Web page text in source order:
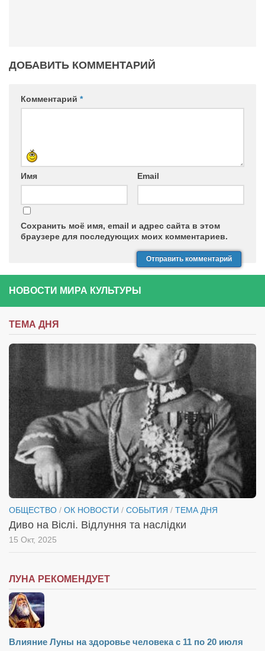
ДОБАВИТЬ КОММЕНТАРИЙ
Комментарий *
Имя Email
Сохранить моё имя, email и адрес сайта в этом
браузере для последующих моих комментариев.
НОВОСТИ МИРА КУЛЬТУРЫ
ТЕМА ДНЯ
ОБЩЕСТВО / ОК НОВОСТИ / СОБЫТИЯ / ТЕМА ДНЯ
Диво на Віслі. Відлуння та наслідки
15 Окт, 2025
ЛУНА РЕКОМЕНДУЕТ
Влияние Луны на здоровье человека с 11 по 20 июля